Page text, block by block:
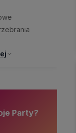
Party?